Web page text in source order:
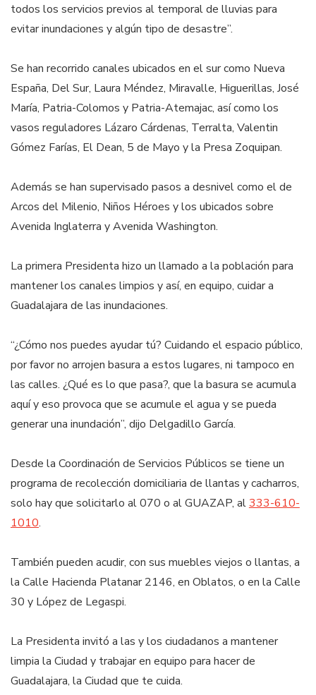
todos los servicios previos al temporal de lluvias para
evitar inundaciones y algún tipo de desastre”.
Se han recorrido canales ubicados en el sur como Nueva
España, Del Sur, Laura Méndez, Miravalle, Higuerillas, José
María, Patria-Colomos y Patria-Atemajac, así como los
vasos reguladores Lázaro Cárdenas, Terralta, Valentin
Gómez Farías, El Dean, 5 de Mayo y la Presa Zoquipan.
Además se han supervisado pasos a desnivel como el de
Arcos del Milenio, Niños Héroes y los ubicados sobre
Avenida Inglaterra y Avenida Washington.
La primera Presidenta hizo un llamado a la población para
mantener los canales limpios y así, en equipo, cuidar a
Guadalajara de las inundaciones.
“¿Cómo nos puedes ayudar tú? Cuidando el espacio público,
por favor no arrojen basura a estos lugares, ni tampoco en
las calles. ¿Qué es lo que pasa?, que la basura se acumula
aquí y eso provoca que se acumule el agua y se pueda
generar una inundación”, dijo Delgadillo García.
Desde la Coordinación de Servicios Públicos se tiene un
programa de recolección domiciliaria de llantas y cacharros,
solo hay que solicitarlo al 070 o al GUAZAP, al333-610-
1010.
También pueden acudir, con sus muebles viejos o llantas, a
la Calle Hacienda Platanar 2146, en Oblatos, o en la Calle
30 y López de Legaspi.
La Presidenta invitó a las y los ciudadanos a mantener
limpia la Ciudad y trabajar en equipo para hacer de
Guadalajara, la Ciudad que te cuida.